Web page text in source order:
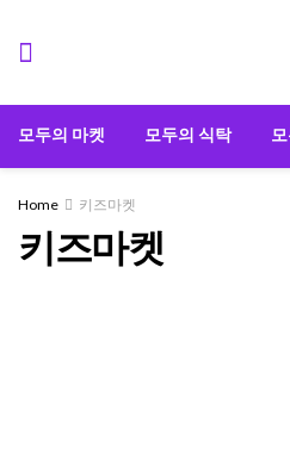
모두의 마켓 모두의 식탁
Home 키즈마켓
키즈마켓